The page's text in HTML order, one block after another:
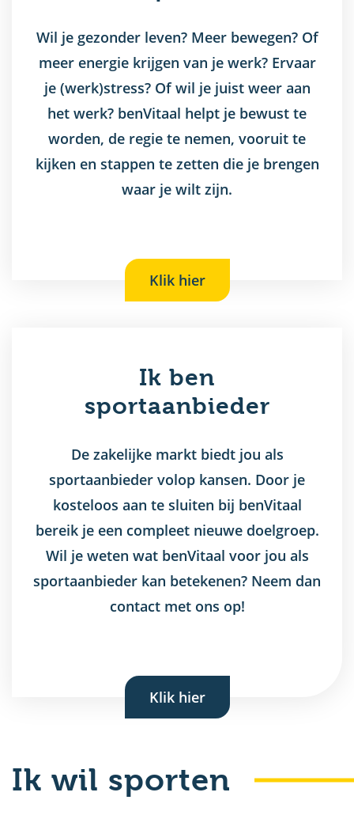
Wil je gezonder leven? Meer bewegen? Of
meer energie krijgen van je werk? Ervaar
je (werk)stress? Of wil je juist weer aan
het werk? benVitaal helpt je bewust te
worden, de regie te nemen, vooruit te
kijken en stappen te zetten die je brengen
waar je wilt zijn.
Klik hier
Ik ben
sportaanbieder
De zakelijke markt biedt jou als
sportaanbieder volop kansen. Door je
kosteloos aan te sluiten bij benVitaal
bereik je een compleet nieuwe doelgroep.
Wil je weten wat benVitaal voor jou als
sportaanbieder kan betekenen? Neem dan
contact met ons op!
Klik hier
Ik wil sporten